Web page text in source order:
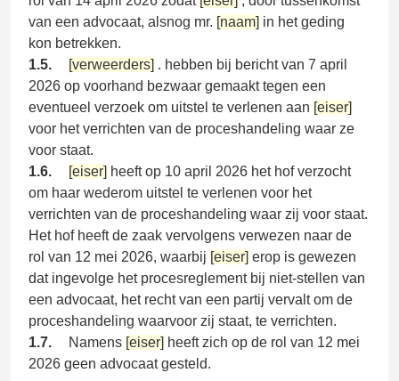
van een advocaat, alsnog mr. [naam] in het geding
kon betrekken.
1.5.
[verweerders] . hebben bij bericht van 7 april
2026 op voorhand bezwaar gemaakt tegen een
eventueel verzoek om uitstel te verlenen aan [eiser]
voor het verrichten van de proceshandeling waar ze
voor staat.
1.6.
[eiser] heeft op 10 april 2026 het hof verzocht
om haar wederom uitstel te verlenen voor het
verrichten van de proceshandeling waar zij voor staat.
Het hof heeft de zaak vervolgens verwezen naar de
rol van 12 mei 2026, waarbij [eiser] erop is gewezen
dat ingevolge het procesreglement bij niet-stellen van
een advocaat, het recht van een partij vervalt om de
proceshandeling waarvoor zij staat, te verrichten.
1.7.
Namens [eiser] heeft zich op de rol van 12 mei
2026 geen advocaat gesteld.